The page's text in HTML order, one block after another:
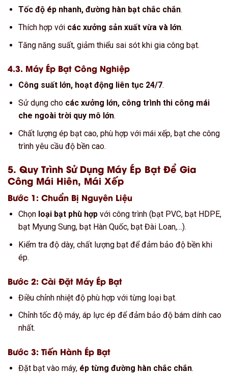
Tốc độ ép nhanh, đường hàn bạt chắc chắn.
Thích hợp với các xưởng sản xuất vừa và lớn.
Tăng năng suất, giảm thiểu sai sót khi gia công bạt.
4.3. Máy Ép Bạt Công Nghiệp
Công suất lớn, hoạt động liên tục 24/7.
Sử dụng cho các xưởng lớn, công trình thi công mái
che ngoài trời quy mô lớn.
Chất lượng ép bạt cao, phù hợp với mái xếp, bạt che công
trình yêu cầu độ bền cao.
5. Quy Trình Sử Dụng Máy Ép Bạt Để Gia
Công Mái Hiên, Mái Xếp
Bước 1: Chuẩn Bị Nguyên Liệu
Chọn loại bạt phù hợpvới công trình (bạt PVC, bạt HDPE,
bạt Myung Sung, bạt Hàn Quốc, bạt Đài Loan,…).
Kiểm tra độ dày, chất lượng bạt để đảm bảo độ bền khi
ép.
Bước 2: Cài Đặt Máy Ép Bạt
Điều chỉnh nhiệt độ phù hợp với từng loại bạt.
Chỉnh tốc độ máy, áp lực ép để đảm bảo độ bám dính cao
nhất.
Bước 3: Tiến Hành Ép Bạt
Đặt bạt vào máy, ép từng đường hàn chắc chắn.